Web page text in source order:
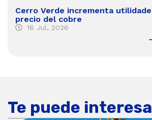
Cerro Verde incrementa
precio del cobre
16 Jul, 2026
Te puede